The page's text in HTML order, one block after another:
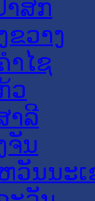
າສັກ
ຂວາງ
າໄຊ
ວ
າລີ
ຈັນ
ວັນນະ